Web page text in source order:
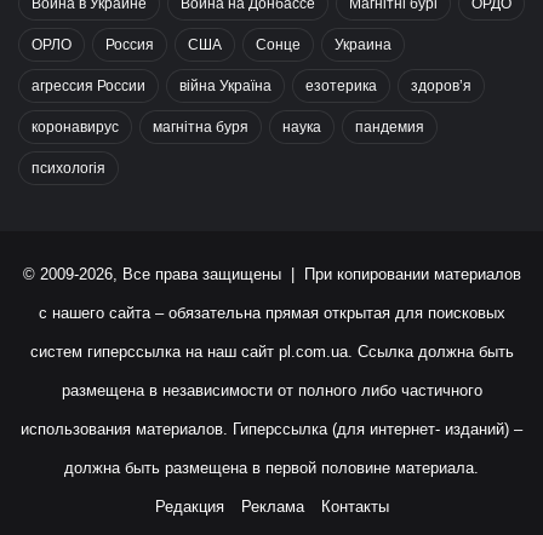
ОРЛО Россия США Сонце Украина
агрессия России війна Україна езотерика здоров’я
коронавирус магнітна буря наука пандемия
психологія
© 2009-2026, Все права защищены | При копировании материалов
с нашего сайта – обязательна прямая открытая для поисковых
систем гиперссылка на наш сайт pl.com.ua. Ссылка должна быть
размещена в независимости от полного либо частичного
использования материалов. Гиперссылка (для интернет- изданий) –
должна быть размещена в первой половине материала.
Редакция Реклама Контакты